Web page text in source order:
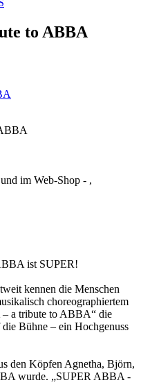
to ABBA
im Web-Shop - ,
ist SUPER!
kennen die Menschen
choreographiertem
a tribute to ABBA“ die
Bühne – ein Hochgenuss
den Köpfen Agnetha, Björn,
wurde. „SUPER ABBA -